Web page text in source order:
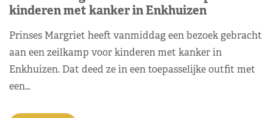
kinderen met kanker in Enkhuizen
Prinses Margriet heeft vanmiddag een bezoek gebracht
aan een zeilkamp voor kinderen met kanker in
Enkhuizen. Dat deed ze in een toepasselijke outfit met
een…